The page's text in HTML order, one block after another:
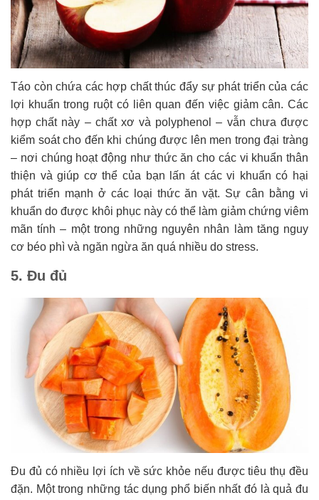
Táo còn chứa các hợp chất thúc đẩy sự phát triển của các
lợi khuẩn trong ruột có liên quan đến việc giảm cân. Các
hợp chất này – chất xơ và polyphenol – vẫn chưa được
kiểm soát cho đến khi chúng được lên men trong đại tràng
– nơi chúng hoạt động như thức ăn cho các vi khuẩn thân
thiện và giúp cơ thể của bạn lấn át các vi khuẩn có hại
phát triển mạnh ở các loại thức ăn vặt. Sự cân bằng vi
khuẩn do được khôi phục này có thể làm giảm chứng viêm
mãn tính – một trong những nguyên nhân làm tăng nguy
cơ béo phì và ngăn ngừa ăn quá nhiều do stress.
5. Đu đủ
Đu đủ có nhiều lợi ích về sức khỏe nếu được tiêu thụ đều
đặn. Một trong những tác dụng phổ biến nhất đó là quả đu